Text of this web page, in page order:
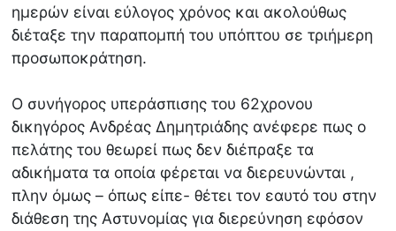
ημερών είναι εύλογος χρόνος και ακολούθως
διέταξε την παραπομπή του υπόπτου σε τριήμερη
προσωποκράτηση.
Ο συνήγορος υπεράσπισης του 62χρονου
δικηγόρος Ανδρέας Δημητριάδης ανέφερε πως ο
πελάτης του θεωρεί πως δεν διέπραξε τα
αδικήματα τα οποία φέρεται να διερευνώνται ,
πλην όμως – όπως είπε- θέτει τον εαυτό του στην
διάθεση της Αστυνομίας για διερεύνηση εφόσον